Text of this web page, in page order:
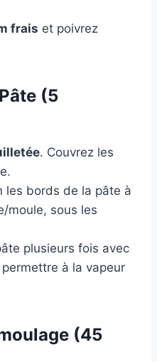
frais et poivrez
(5
. Couvrez les
les bords de la pâte à
moule, sous les
plusieurs fois avec
à la vapeur
(45